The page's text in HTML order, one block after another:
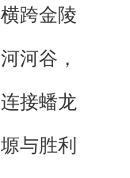
横跨金陵
河河谷，
连接蟠龙
塬与胜利